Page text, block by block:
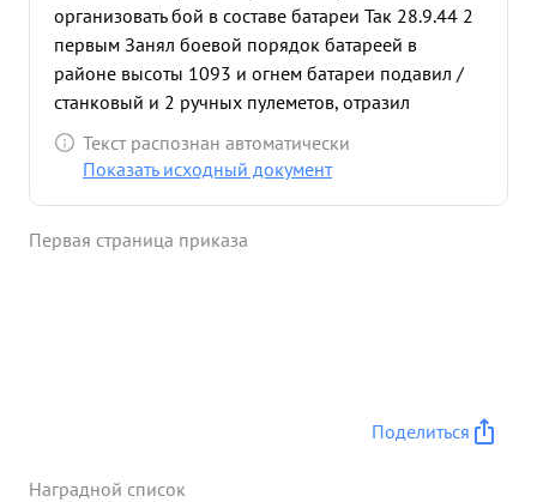
организовать бой в составе батареи Так 28.9.44 2
первым Занял боевой порядок батареей в
районе высоты 1093 и огнем батареи подавил /
станковый и 2 ручных пулеметов, отразил
контратаку противника уничтожил до 20
гитлеровцев. 3. 441. батарея старшего ийтенанта
обвязавшейся перестрелке старший лейтенант
до 40 гитлеров цев. За личную отвагу инициативу
Текст распознан автоматически
Показать исходный документ
Первая страница приказа
Поделиться
Наградной список